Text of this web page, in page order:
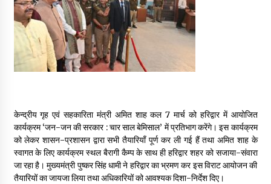
May 16, 2022
Thought Of The Day 14 May
May 14, 2022
May 13, 2022
Thought Of The Day 12 May
May 12, 2022
केन्द्रीय गृह एवं सहकारिता मंत्री अमित शाह कल 7 मार्च को हरिद्वार में आयोजित
कार्यक्रम ‘जन-जन की सरकार : चार साल बेमिसाल’ में प्रतिभाग करेंगे। इस कार्यक्रम
को लेकर शासन-प्रशासन द्वारा सभी तैयारियाँ पूर्ण कर ली गई हैं तथा अमित शाह के
स्वागत के लिए कार्यक्रम स्थल बैरागी कैम्प के साथ ही हरिद्वार शहर को सजाया-संवारा
जा रहा है। मुख्यमंत्री पुष्कर सिंह धामी ने हरिद्वार का भ्रमण कर इस विराट आयोजन की
तैयारियों का जायजा लिया तथा अधिकारियों को आवश्यक दिशा-निर्देश दिए।